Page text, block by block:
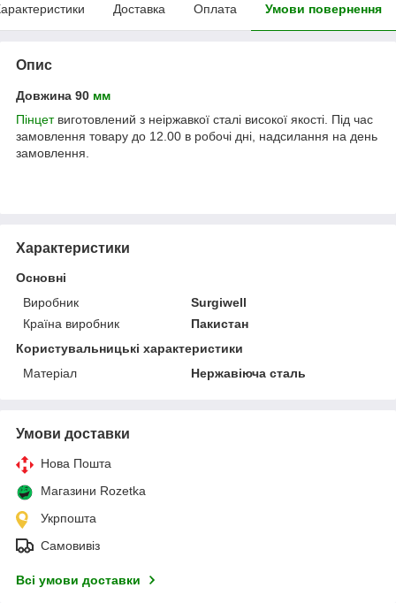
Доставка Оплата Умови повернення
Опис
Довжина 90 мм
Пінцетвиготовлений з неіржавкої сталі високої якості. Під час
замовлення товару до 12.00 в робочі дні, надсилання на день
замовлення.
Характеристики
Основні
Виробник
Surgiwell
Країна виробник
Пакистан
Користувальницькі характеристики
Матеріал
Нержавіюча сталь
Умови доставки
Нова Пошта
Магазини Rozetka
Укрпошта
Самовивіз
Всі умови доставки